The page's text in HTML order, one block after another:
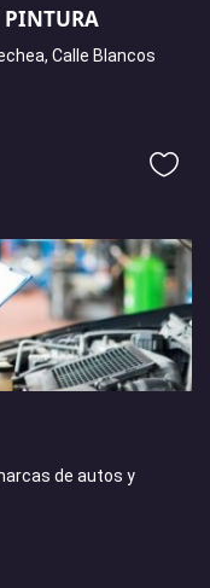
PINTURA
Calle Blancos
de autos y